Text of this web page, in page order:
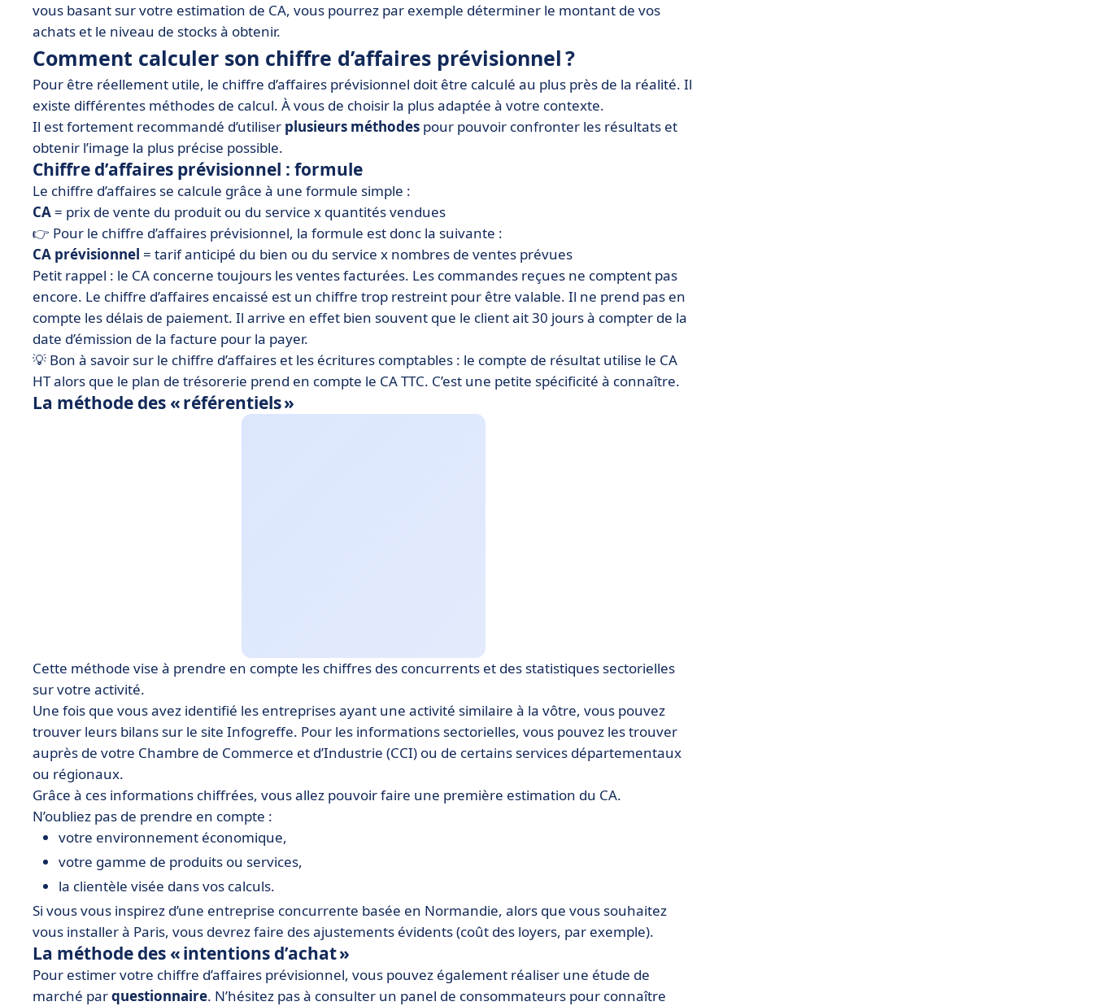
vous basant sur votre estimation de CA, vous pourrez par exemple déterminer le montant de vos
achats et le niveau de stocks à obtenir.
Comment calculer son chiffre d’affaires prévisionnel ?
Pour être réellement utile, le chiffre d’affaires prévisionnel doit être calculé au plus près de la réalité. Il
existe différentes méthodes de calcul. À vous de choisir la plus adaptée à votre contexte.
Il est fortement recommandé d’utiliser plusieurs méthodes pour pouvoir confronter les résultats et
obtenir l’image la plus précise possible.
Chiffre d’affaires prévisionnel : formule
Le chiffre d’affaires se calcule grâce à une formule simple :
CA = prix de vente du produit ou du service x quantités vendues
👉 Pour le chiffre d’affaires prévisionnel, la formule est donc la suivante :
CA prévisionnel = tarif anticipé du bien ou du service x nombres de ventes prévues
Petit rappel : le CA concerne toujours les ventes facturées. Les commandes reçues ne comptent pas
encore. Le chiffre d’affaires encaissé est un chiffre trop restreint pour être valable. Il ne prend pas en
compte les délais de paiement. Il arrive en effet bien souvent que le client ait 30 jours à compter de la
date d’émission de la facture pour la payer.
💡 Bon à savoir sur le chiffre d’affaires et les écritures comptables : le compte de résultat utilise le CA
HT alors que le plan de trésorerie prend en compte le CA TTC. C’est une petite spécificité à connaître.
La méthode des « référentiels »
Cette méthode vise à prendre en compte les chiffres des concurrents et des statistiques sectorielles
sur votre activité.
Une fois que vous avez identifié les entreprises ayant une activité similaire à la vôtre, vous pouvez
trouver leurs bilans sur le site Infogreffe. Pour les informations sectorielles, vous pouvez les trouver
auprès de votre Chambre de Commerce et d’Industrie (CCI) ou de certains services départementaux
ou régionaux.
Grâce à ces informations chiffrées, vous allez pouvoir faire une première estimation du CA.
N’oubliez pas de prendre en compte :
votre environnement économique,
votre gamme de produits ou services,
la clientèle visée dans vos calculs.
Si vous vous inspirez d’une entreprise concurrente basée en Normandie, alors que vous souhaitez
vous installer à Paris, vous devrez faire des ajustements évidents (coût des loyers, par exemple).
La méthode des « intentions d’achat »
Pour estimer votre chiffre d’affaires prévisionnel, vous pouvez également réaliser une étude de
marché parquestionnaire. N’hésitez pas à consulter un panel de consommateurs pour connaître